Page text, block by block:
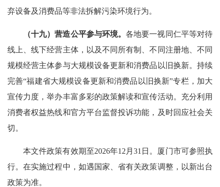
弃设备及消费品等非法拆解污染环境行为。
（十九）营造公平参与环境。各地要一视同仁平等对待
线上、线下经营主体，以及不同所有制、不同注册地、不同
规模经营主体参与大规模设备更新和消费品以旧换新。持续
完善“福建省大规模设备更新和消费品以旧换新”专栏，加大
宣传力度，举办丰富多彩的政策解读和宣传活动。充分利用
消费者权益热线和官方平台监督投诉功能，及时回应社会关
切。
本文件政策有效期至2026年12月31日。厦门市可参照执
行。在实施过程中，如遇国家、省有关政策调整，以新出台
政策为准。